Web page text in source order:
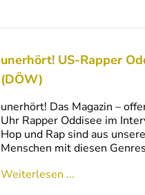
unerhört! US-Rapper
(DÖW)
unerhört! Das Magazin –
Uhr Rapper Oddisee im
Hop und Rap sind aus
Menschen mit diesen
Weiterlesen ...